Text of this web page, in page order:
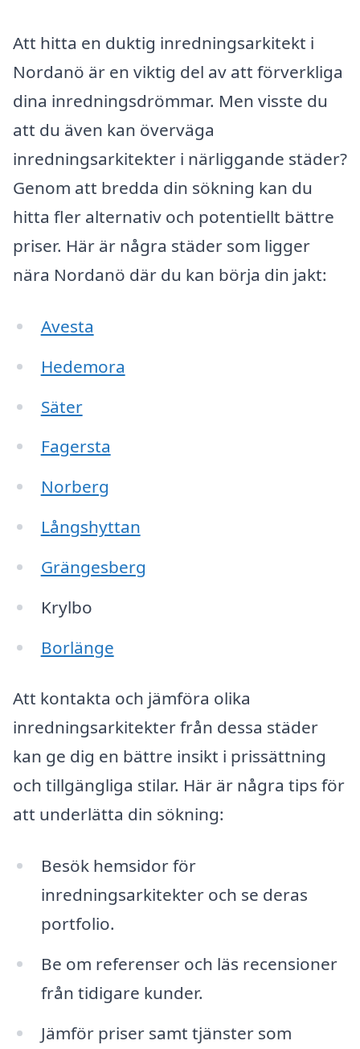
Att hitta en duktig inredningsarkitekt i
Nordanö är en viktig del av att förverkliga
dina inredningsdrömmar. Men visste du
att du även kan överväga
inredningsarkitekter i närliggande städer?
Genom att bredda din sökning kan du
hitta fler alternativ och potentiellt bättre
priser. Här är några städer som ligger
nära Nordanö där du kan börja din jakt:
Avesta
Hedemora
Säter
Fagersta
Norberg
Långshyttan
Grängesberg
Krylbo
Borlänge
Att kontakta och jämföra olika
inredningsarkitekter från dessa städer
kan ge dig en bättre insikt i prissättning
och tillgängliga stilar. Här är några tips för
att underlätta din sökning:
Besök hemsidor för
inredningsarkitekter och se deras
portfolio.
Be om referenser och läs recensioner
från tidigare kunder.
Jämför priser samt tjänster som